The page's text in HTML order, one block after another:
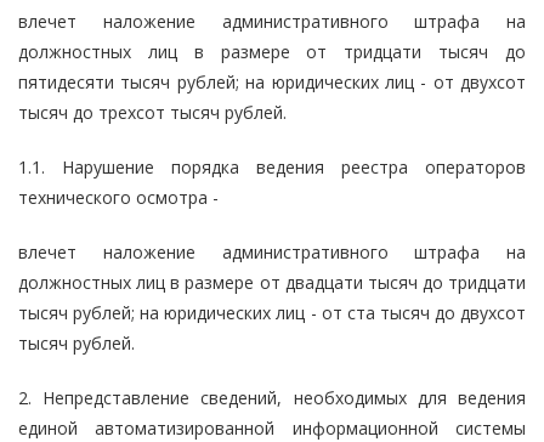
влечет наложение административного штрафа на
должностных лиц в размере от тридцати тысяч до
пятидесяти тысяч рублей; на юридических лиц - от двухсот
тысяч до трехсот тысяч рублей.
1.1. Нарушение порядка ведения реестра операторов
технического осмотра -
влечет наложение административного штрафа на
должностных лиц в размере от двадцати тысяч до тридцати
тысяч рублей; на юридических лиц - от ста тысяч до двухсот
тысяч рублей.
2. Непредставление сведений, необходимых для ведения
единой автоматизированной информационной системы